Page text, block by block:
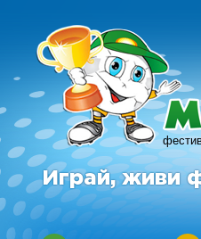
Играй, живи